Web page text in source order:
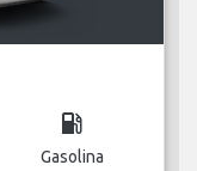
local_gas_station
Gasolina